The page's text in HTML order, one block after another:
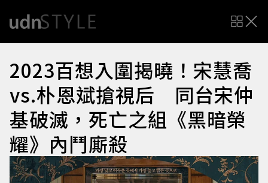
2023百想入圍揭曉！宋慧喬
vs.朴恩斌搶視后 同台宋仲
基破滅，死亡之組《黑暗榮
耀》內鬥廝殺